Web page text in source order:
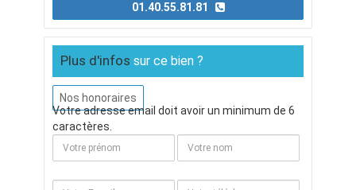
Plus d'infos sur ce bien ?
Nos honoraires
Votre adresse email doit avoir un minimum de 6
caractères.